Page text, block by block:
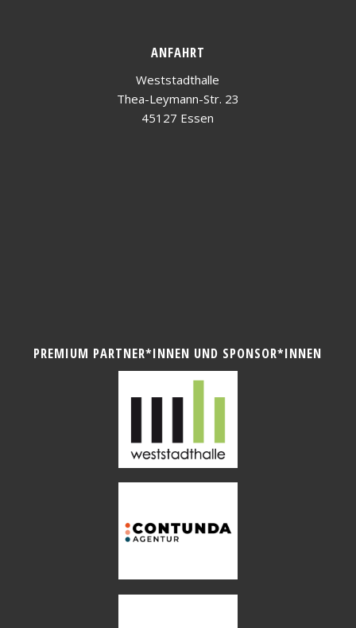
ANFAHRT
Weststadthalle
Thea-Leymann-Str. 23
45127 Essen
PREMIUM PARTNER*INNEN UND SPONSOR*INNEN